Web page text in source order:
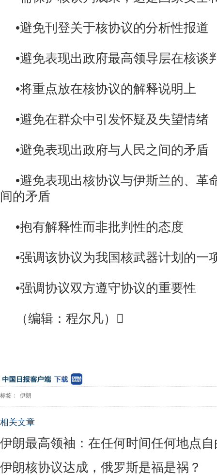
•避免刊登关于核协议的分析性报道
•避免表现出政府最高领导层在核谈
•将重点放在核协议的解释说明上
•避免在群众中引发怀疑及失望情绪
•避免表现出政府与人民之间的矛盾
•避免表现出核协议与伊斯兰的、革
间的矛盾
•抱有解释性而非批判性的态度
•强调该协议为我国核武器计划的一
•强调协议双方遵守协议的重要性
（编辑：程尔凡）
标签： 伊朗
相关文章
伊朗最高领袖：在任何时间任何地点
伊朗核协议达成，俄罗斯是福是祸？